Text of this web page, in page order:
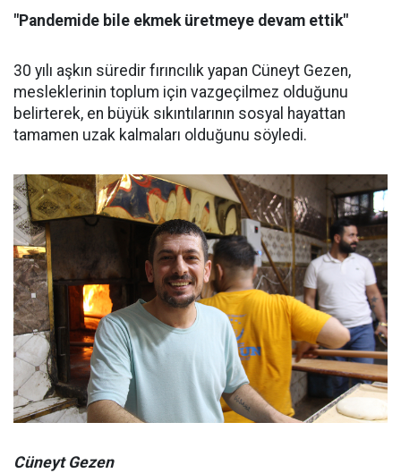
"Pandemide bile ekmek üretmeye devam ettik"
30 yılı aşkın süredir fırıncılık yapan Cüneyt Gezen,
mesleklerinin toplum için vazgeçilmez olduğunu
belirterek, en büyük sıkıntılarının sosyal hayattan
tamamen uzak kalmaları olduğunu söyledi.
Cüneyt Gezen